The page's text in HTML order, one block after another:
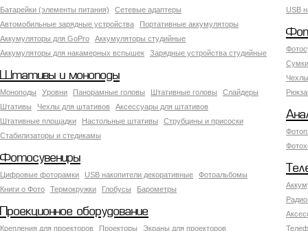
Батарейки (элементы питания)
Сетевые адаптеры
Автомобильные зарядные устройства
Портативные аккумуляторы
Аккумуляторы для GoPro
Аккумуляторы студийные
Аккумуляторы для накамерных вспышек
Зарядные устройства студийные
USB
Штативы и моноподы
Моноподы Уровни Панорамные головы Штативные головы
Слайдеры
Штативы
Чехлы для штативов
Аксессуары для штативов
Штативные площадки
Настольные штативы
Струбцины и присоски
Стабилизаторы и стедикамы
Фотосувениры
Цифровые фоторамки USB накопители декоративные
Фотоальбомы
Книги о Фото
Термокружки Глобусы Барометры
Проекционное оборудование
Крепления для проекторов Проекторы
Экраны для проекторов